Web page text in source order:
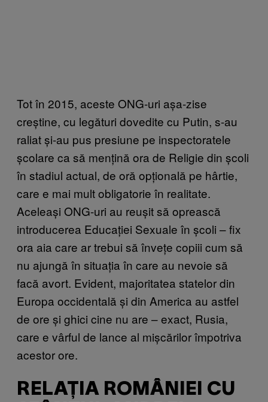
Tot în 2015, aceste ONG-uri așa-zise
creștine, cu legături dovedite cu Putin, s-au
raliat și-au pus presiune pe inspectoratele
școlare ca să mențină ora de Religie din școli
în stadiul actual, de oră opțională pe hârtie,
care e mai mult obligatorie în realitate.
Aceleași ONG-uri au reușit să oprească
introducerea Educației Sexuale în școli – fix
ora aia care ar trebui să învețe copiii cum să
nu ajungă în situația în care au nevoie să
facă avort. Evident, majoritatea statelor din
Europa occidentală și din America au astfel
de ore și ghici cine nu are – exact, Rusia,
care e vârful de lance al mișcărilor împotriva
acestor ore.
RELAȚIA ROMÂNIEI CU